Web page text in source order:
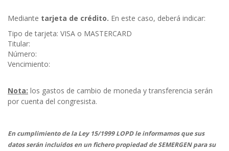
Mediante tarjeta de crédito. En este caso, deberá indicar:
Tipo de tarjeta: VISA o MASTERCARD
Titular:
Número:
Vencimiento:
Nota: los gastos de cambio de moneda y transferencia serán
por cuenta del congresista.
En cumplimiento de la Ley 15/1999 LOPD le informamos que sus
datos serán incluidos en un fichero propiedad de SEMERGEN para su